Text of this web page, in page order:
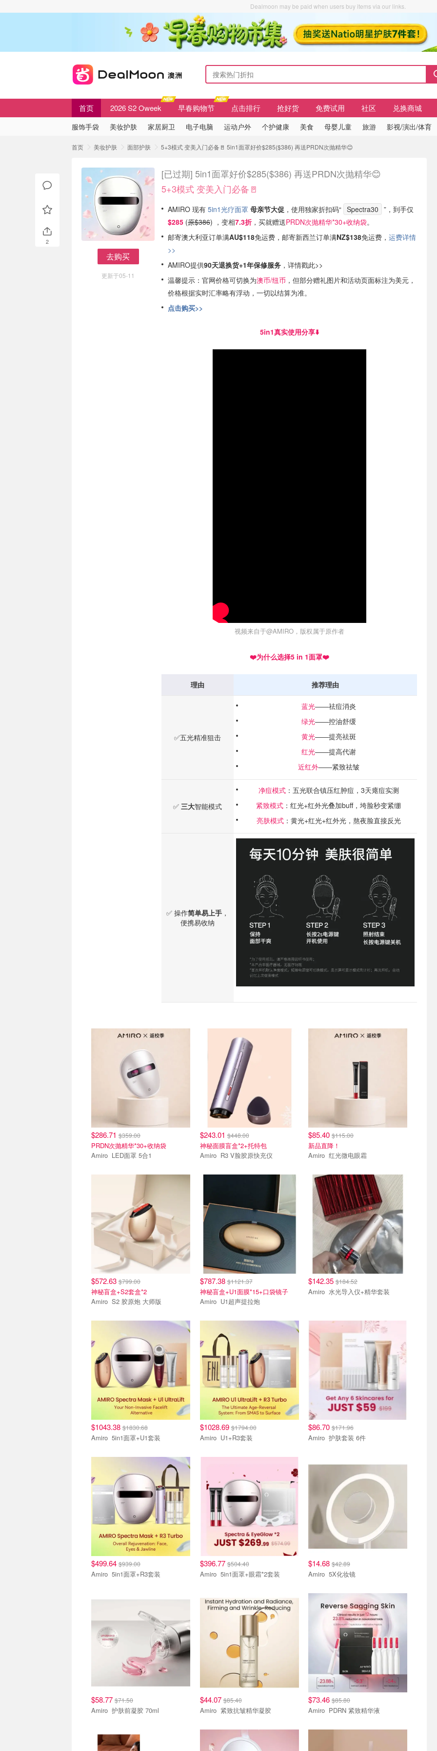
Dealmoon may be paid when users buy items via our links.
首页 2026 S2 Oweek 早春购物节 点击排行 抢好货 免费试用 社区 兑换商城
服饰手袋 美妆护肤 家居厨卫 电子电脑 运动户外 个护健康 美食 母婴儿童 旅游 影视/演出/体育
首页 美妆护肤 面部护肤 5+3模式 变美入门必备🚪 5in1面罩好价$285($386) 再送PRDN次抛精华😊
去购买
更新于05-11
[已过期] 5in1面罩好价$285($386) 再送PRDN次抛精华😊
5+3模式 变美入门必备🚪
AMIRO 现有 5in1光疗面罩 母亲节大促 ，使用独家折扣码“ Spectra30 ”，到手仅
$285 (原$386) ，变相7.3折 ，买就赠送PRDN次抛精华*30+收纳袋。
邮寄澳大利亚订单满AU$118免运费，邮寄新西兰订单满NZ$138免运费， 运费详情
>>
AMIRO提供90天退换货+1年保修服务 ，详情戳此>>
温馨提示：官网价格可切换为澳币/纽币 ，但部分赠礼图片和活动页面标注为美元，
价格根据实时汇率略有浮动，一切以结算为准。
点击购买>>
5in1真实使用分享⬇️
视频来自于@AMIRO，版权属于原作者
❤️为什么选择5 in 1面罩❤️
理由 推荐理由
✅五光精准狙击​​
蓝光——祛痘消炎
绿光——控油舒缓
黄光——提亮祛斑
红光——提高代谢
近红外——紧致祛皱
✅ ​​三大智能模式​
净痘模式：五光联合镇压红肿痘，3天瘪痘实测
紧致模式 ：红光+红外光叠加buff，垮脸秒变紧绷
亮肤模式：黄光+红光+红外光，熬夜脸直接反光
✅ ​​操作简单易上手 ，
便携易收纳
$286.71 $359.00
PRDN次抛精华*30+收纳袋
Amiro LED面罩 5合1
$243.01$448.00
神秘面膜盲盒*2+托特包
Amiro R3 V脸胶原快充仪
$85.40 $115.00
新品直降！
Amiro 红光微电眼霜
$572.63 $799.00
神秘盲盒+S2套盒*2
Amiro S2 胶原炮 大师版
$787.38$1121.37
神秘盲盒+U1面膜*15+口袋镜子
Amiro U1超声提拉炮
热卖
$142.35 $184.52
Amiro 水光导入仪+精华套装
$1043.38 $1830.68
Amiro 5in1面罩+U1套装
$1028.69$1794.00
Amiro U1+R3套装
$86.70 $171.96
Amiro 护肤套装 6件
$499.64 $939.00
Amiro 5in1面罩+R3套装
$396.77$504.40
Amiro 5in1面罩+眼霜*2套装
$14.68 $42.89
Amiro 5X化妆镜
$58.77 $71.50
Amiro 护肤前凝胶 70ml
其他
$44.07$85.40
Amiro 紧致抗皱精华凝胶
$73.46 $85.80
Amiro PDRN 紧致精华液
其他
2